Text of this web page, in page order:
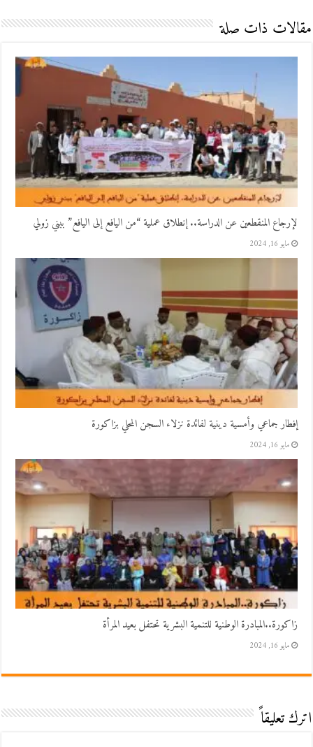
مقالات ذات صلة
لإرجاع المنقطعين عن الدراسة.. إنطلاق عملية “من اليافع إلى اليافع” ببني زولي
مايو 16, 2024
إفطار جماعي وأمسية دينية لفائدة نزلاء السجن المحلي بزاكورة
مايو 16, 2024
زاكورة..المبادرة الوطنية للتنمية البشرية تحتفل بعيد المرأة
مايو 16, 2024
اترك تعليقاً